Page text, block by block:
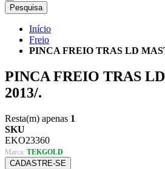
Pesquisa
Início
Freio
PINCA FREIO TRAS LD
PINCA FREIO TRAS
2013/.
Resta(m) apenas 1
SKU
EKO23360
Marca: TEKGOLD
CADASTRE-SE